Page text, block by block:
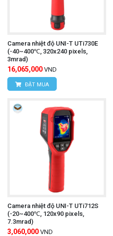
Camera nhiệt độ UNI-T UTi730E
(-40~400℃, 320x240 pixels,
3mrad)
16,065,000 VND
ĐẶT MUA
Camera nhiệt độ UNI-T UTi712S
(-20~400℃, 120x90 pixels,
7.3mrad)
3,060,000 VND